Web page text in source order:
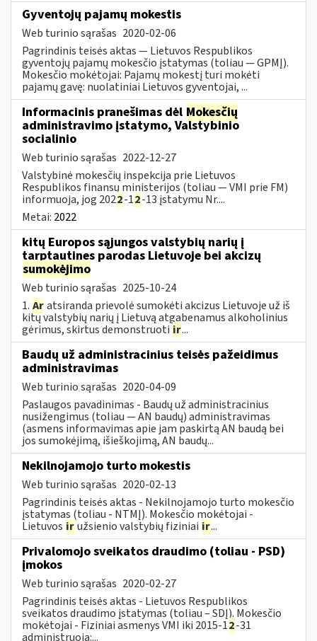
Gyventojų pajamų mokestis
Web turinio sąrašas 2020-02-06
Pagrindinis teisės aktas — Lietuvos Respublikos
gyventojų pajamų mokesčio įstatymas (toliau — GPMĮ).
Mokesčio mokėtojai: Pajamų mokestį turi mokėti
pajamų gavę: nuolatiniai Lietuvos gyventojai, ...
Informacinis pranešimas dėl Mokesčių
administravimo įstatymo, Valstybinio
socialinio
Web turinio sąrašas 2022-12-27
Valstybinė mokesčių inspekcija prie Lietuvos
Respublikos finansų ministerijos (toliau — VMI prie FM)
informuoja, jog 2022-12-13 įstatymu Nr....
Metai: 2022
kitų Europos sąjungos valstybių narių į
tarptautines parodas Lietuvoje bei akcizų
sumokėjimo
Web turinio sąrašas 2025-10-24
1. Aratsiranda prievolė sumokėti akcizus Lietuvoje už iš
kitų valstybių narių į Lietuvą atgabenamus alkoholinius
gėrimus, skirtus demonstruoti ir...
Baudų už administracinius teisės pažeidimus
administravimas
Web turinio sąrašas 2020-04-09
Paslaugos pavadinimas - Baudų už administracinius
nusižengimus (toliau — AN baudų) administravimas
(asmens informavimas apie jam paskirtą AN baudą bei
jos sumokėjimą, išieškojimą, AN baudų...
Nekilnojamojo turto mokestis
Web turinio sąrašas 2020-02-13
Pagrindinis teisės aktas - Nekilnojamojo turto mokesčio
įstatymas (toliau - NTMĮ). Mokesčio mokėtojai -
Lietuvos iružsienio valstybių fiziniai ir...
Privalomojo sveikatos draudimo (toliau - PSD)
įmokos
Web turinio sąrašas 2020-02-27
Pagrindinis teisės aktas - Lietuvos Respublikos
sveikatos draudimo įstatymas (toliau – SDĮ). Mokesčio
mokėtojai - Fiziniai asmenys VMI iki 2015-12-31
administruoja:...